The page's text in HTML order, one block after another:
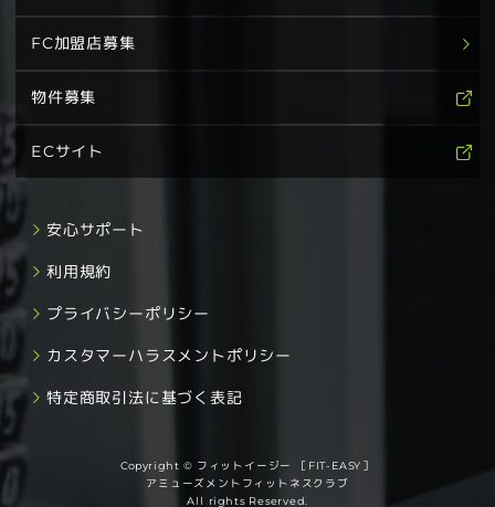
FC加盟店募集
物件募集
ECサイト
安心サポート
利用規約
プライバシーポリシー
カスタマーハラスメントポリシー
特定商取引法に基づく表記
Copyright © フィットイージー ［FIT-EASY］
アミューズメントフィットネスクラブ
All rights Reserved.